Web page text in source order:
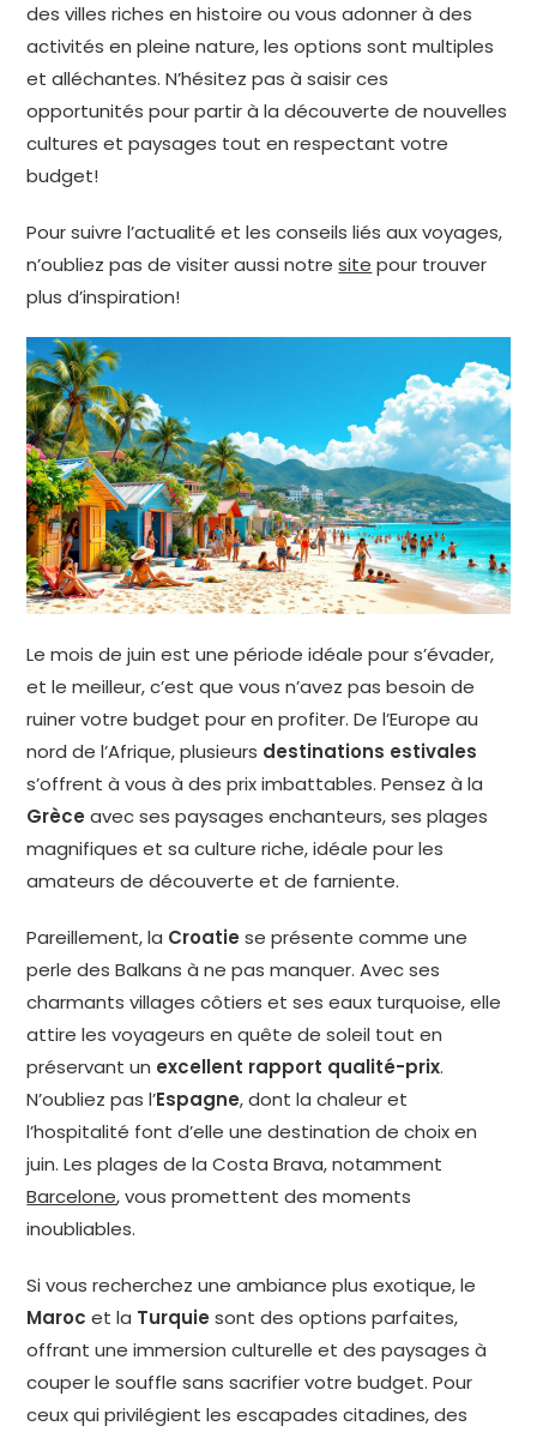
des villes riches en histoire ou vous adonner à des
activités en pleine nature, les options sont multiples
et alléchantes. N’hésitez pas à saisir ces
opportunités pour partir à la découverte de nouvelles
cultures et paysages tout en respectant votre
budget!
Pour suivre l’actualité et les conseils liés aux voyages,
n’oubliez pas de visiter aussi notresite pour trouver
plus d’inspiration!
Le mois de juin est une période idéale pour s’évader,
et le meilleur, c’est que vous n’avez pas besoin de
ruiner votre budget pour en profiter. De l’Europe au
nord de l’Afrique, plusieurs destinations estivales
s’offrent à vous à des prix imbattables. Pensez à la
Grèce avec ses paysages enchanteurs, ses plages
magnifiques et sa culture riche, idéale pour les
amateurs de découverte et de farniente.
Pareillement, la Croatie se présente comme une
perle des Balkans à ne pas manquer. Avec ses
charmants villages côtiers et ses eaux turquoise, elle
attire les voyageurs en quête de soleil tout en
préservant un excellent rapport qualité-prix.
N’oubliez pas l’Espagne, dont la chaleur et
l’hospitalité font d’elle une destination de choix en
juin. Les plages de la Costa Brava, notamment
Barcelone, vous promettent des moments
inoubliables.
Si vous recherchez une ambiance plus exotique, le
Maroc et la Turquie sont des options parfaites,
offrant une immersion culturelle et des paysages à
couper le souffle sans sacrifier votre budget. Pour
ceux qui privilégient les escapades citadines, des